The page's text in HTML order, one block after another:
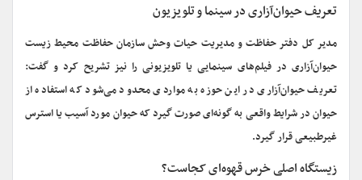
تعریف حیوان‌آزاری در سینما و تلویزیون
مدیر کل دفتر حفاظت و مدیریت حیات وحش سازمان حفاظت محیط زیست
حیوان‌آزاری در فیلم‌های سینمایی یا تلویزیونی را نیز تشریح کرد و گفت:
تعریف حیوان‌آزاری در این حوزه به مواردی محدود می‌شود که استفاده از
حیوان در شرایط واقعی به گونه‌ای صورت گیرد که حیوان مورد آسیب یا استرس
غیرطبیعی قرار گیرد.
زیستگاه اصلی خرس قهوه‌ای کجاست؟